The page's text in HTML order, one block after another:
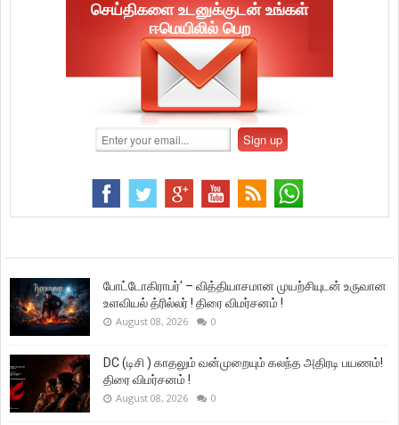
செய்திகளை உடனுக்குடன் உங்கள்
ஈமெயிலில் பெற
போட்டோகிராபர்' – வித்தியாசமான முயற்சியுடன் உருவான
உளவியல் த்ரில்லர் ! திரை விமர்சனம் !
August 08, 2026 0
DC (டிசி ) காதலும் வன்முறையும் கலந்த அதிரடி பயணம்!
திரை விமர்சனம் !
August 08, 2026 0